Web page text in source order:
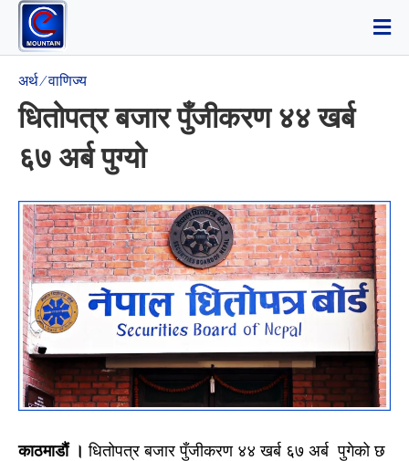
अर्थ ⁄ वाणिज्य
धितोपत्र बजार पुँजीकरण ४४ खर्ब
६७ अर्ब पुग्यो
काठमाडाैं । धितोपत्र बजार पुँजीकरण ४४ खर्ब ६७ अर्ब पुगेको छ